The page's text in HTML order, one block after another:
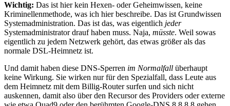
Wichtig: Das ist hier kein Hexen- oder Geheimwissen, keine
Kriminellenmethode, was ich hier beschreibe. Das ist Grundwissen
Systemadministration. Das ist das, was eigentlich jeder
Systemadministrator drauf haben muss. Naja, müsste. Weil sowas
eigentlich zu jedem Netzwerk gehört, das etwas größer als das
normale DSL-Heimnetz ist.
Und damit haben diese DNS-Sperren im Normalfall überhaupt
keine Wirkung. Sie wirken nur für den Spezialfall, dass Leute aus
dem Heimnetz mit dem Billig-Router surfen und sich nicht
auskennen, damit also über den Recursor des Providers oder externe